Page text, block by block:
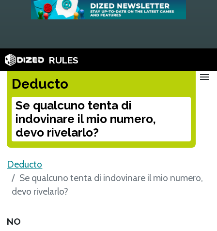
RULES
Deducto
Se qualcuno tenta di
indovinare il mio numero,
devo rivelarlo?
menu
Deducto
Se qualcuno tenta di indovinare il mio numero,
devo rivelarlo?
NO